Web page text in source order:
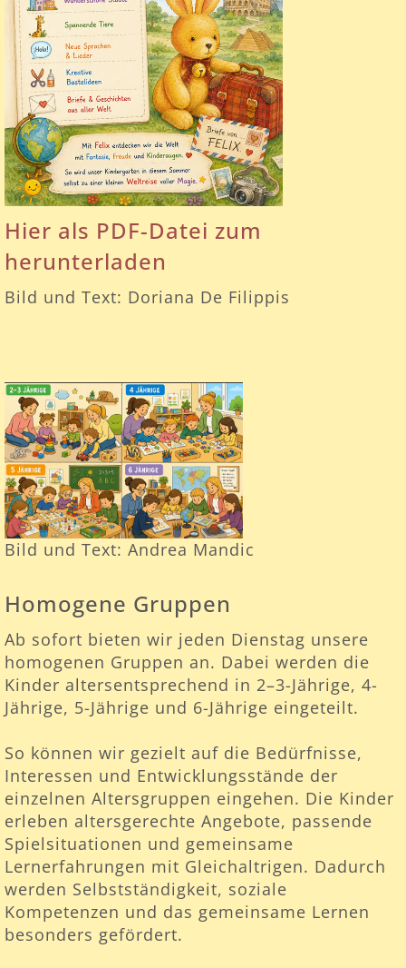
Hier als PDF-Datei zum
herunterladen
Bild und Text: Doriana De Filippis
Bild und Text: Andrea Mandic
Homogene Gruppen
Ab sofort bieten wir jeden Dienstag unsere
homogenen Gruppen an. Dabei werden die
Kinder altersentsprechend in 2–3-Jährige, 4-
Jährige, 5-Jährige und 6-Jährige eingeteilt.
So können wir gezielt auf die Bedürfnisse,
Interessen und Entwicklungsstände der
einzelnen Altersgruppen eingehen. Die Kinder
erleben altersgerechte Angebote, passende
Spielsituationen und gemeinsame
Lernerfahrungen mit Gleichaltrigen. Dadurch
werden Selbstständigkeit, soziale
Kompetenzen und das gemeinsame Lernen
besonders gefördert.